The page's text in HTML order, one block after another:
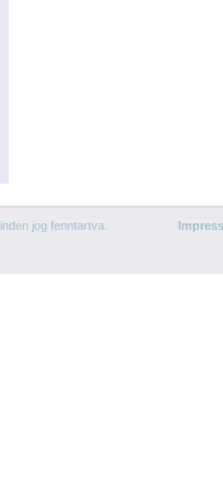
jog fenntartva.